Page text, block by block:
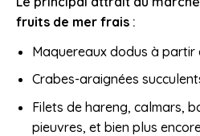
fruits de mer frais :
Maquereaux dodus à
Crabes-araignées
Filets de hareng, calmars,
pieuvres, et bien plus